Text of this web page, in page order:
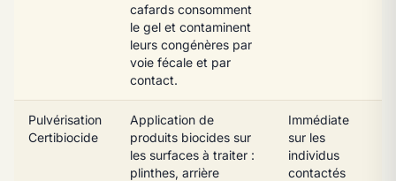
cafards consomment
le gel et contaminent
leurs congénères par
voie fécale et par
contact.
Pulvérisation
Certibiocide
Application de
produits biocides sur
les surfaces à traiter :
plinthes, arrière
Immédiate
sur les
individus
contactés